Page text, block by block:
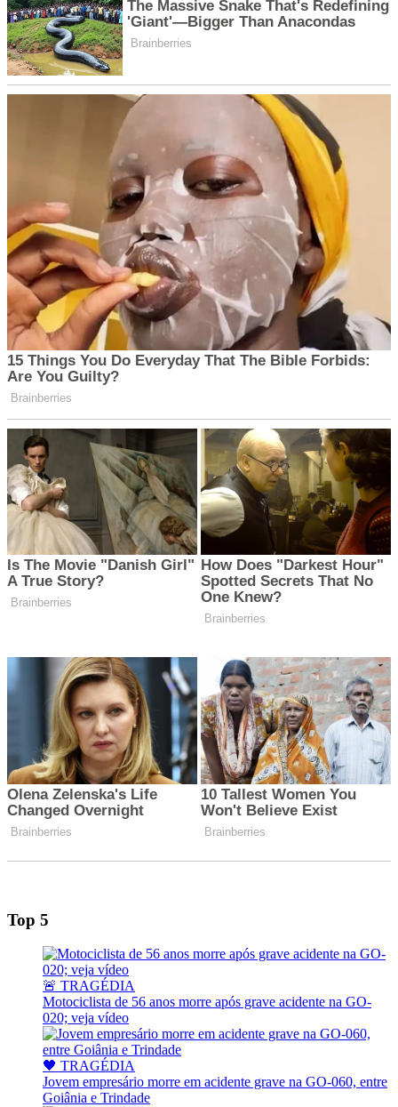
Top 5
🚨 TRAGÉDIA
Motociclista de 56 anos morre após grave acidente na GO-
020; veja vídeo
🖤 TRAGÉDIA
Jovem empresário morre em acidente grave na GO-060, entre
Goiânia e Trindade